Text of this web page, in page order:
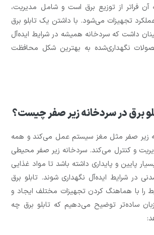
فراتر از توزیع برق است و شامل مدیریت،
تجهیزات می‌شود. با داشتن یک تابلو برق
داشت که سردخانه همیشه در شرایط ایده‌آل
نگهداری‌شده به بهترین شکل محافظت
برق در سردخانه زیر صفر چیست؟
زیر صفر مثل مغز سیستم عمل می‌کند و همه
و کنترل می‌کند. سردخانه زیر صفر محیطی
پایین و پایداری داشته باشد تا مواد غذایی
در شرایط ایده‌آل نگهداری شوند. تابلو برق
را با هماهنگ کردن تجهیزات مختلف ایجاد و
ساده‌تر توضیح می‌دهیم که تابلو برق چه